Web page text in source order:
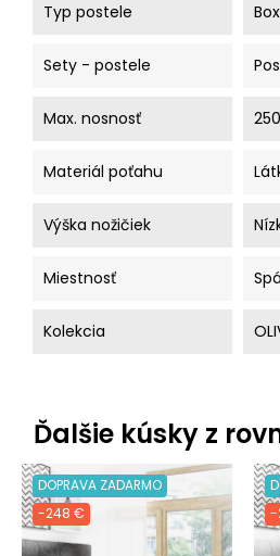
Typ postele
Sety - postele
Max. nosnosť 250
Materiál poťahu
Výška nožičiek
Miestnosť
Kolekcia
Ďalšie kúsky z
DOPRAVA ZADARMO
-248 €
-